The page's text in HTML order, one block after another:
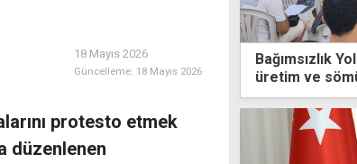
18 Mayıs 2026
Güncelleme: 18 Mayıs 2026
protesto etmek
düzenlenen
Bağımsızlık
üretim ve